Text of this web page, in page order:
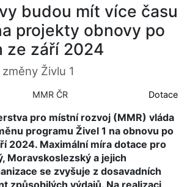
budou mít více času
projekty obnovy po
ze září 2024
Živlu 1
MMR ČR Dotace
pro místní rozvoj (MMR) vláda
programu Živel 1 na obnovu po
2024. Maximální míra dotace pro
Moravskoslezský a jejich
se zvyšuje z dosavadních
způsobilých výdajů. Na realizaci